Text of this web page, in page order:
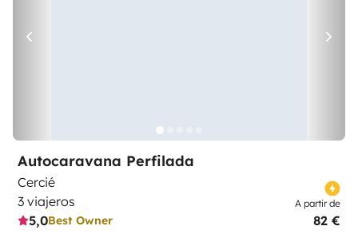
Autocaravana Perfilada
Cercié
3 viajeros
5,0Best Owner
A partir de
82 €